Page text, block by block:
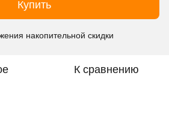
Купить
накопительной скидки
К сравнению